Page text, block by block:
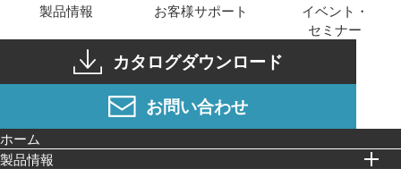
製品情報 お客様サポート
イベント・
セミナー
カタログダウンロード
お問い合わせ
ホーム
製品情報